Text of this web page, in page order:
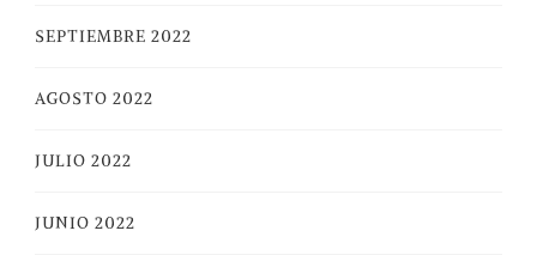
SEPTIEMBRE 2022
AGOSTO 2022
JULIO 2022
JUNIO 2022